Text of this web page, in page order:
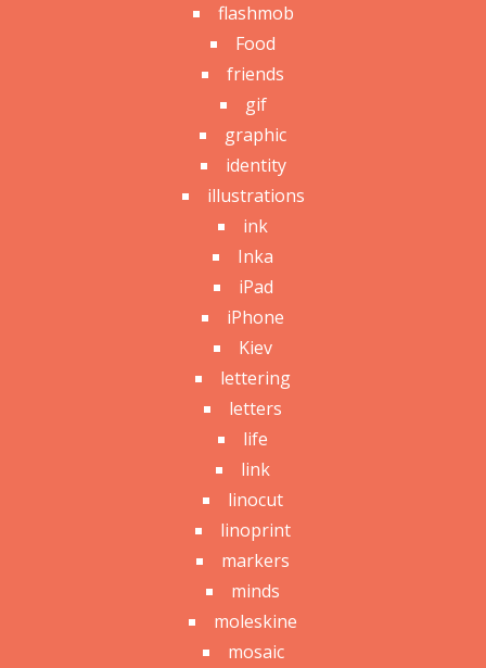
flashmob
Food
friends
gif
graphic
identity
illustrations
ink
Inka
iPad
iPhone
Kiev
lettering
letters
life
link
linocut
linoprint
markers
minds
moleskine
mosaic